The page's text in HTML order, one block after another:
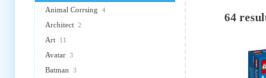
Animal Corrsing 4
Architect 2
Art 11
Avatar 3
Batman 3
64